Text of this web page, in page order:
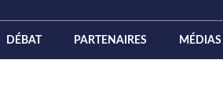
DÉBAT PARTENAIRES MÉDIAS